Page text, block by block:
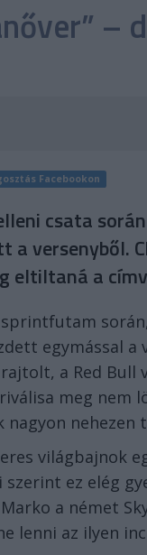
–
Facebookon
csata
a versenyből.
eltiltaná a
egymással
a Red Bull
meg nem
nagyon
világbajnok
szerint ez elég
a német
lenni az ilyen